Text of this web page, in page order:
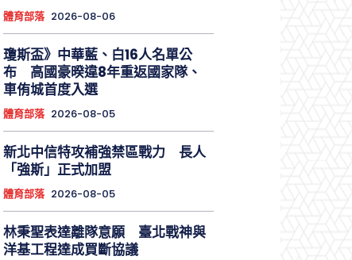
體育部落 2026-08-06
瓊斯盃》中華藍、白16人名單公
布 高國豪暌違8年重返國家隊、
車侑城首度入選
體育部落 2026-08-05
新北中信特攻補強禁區戰力 長人
「強斯」正式加盟
體育部落 2026-08-05
林秉聖表達離隊意願 臺北戰神與
洋基工程達成買斷協議